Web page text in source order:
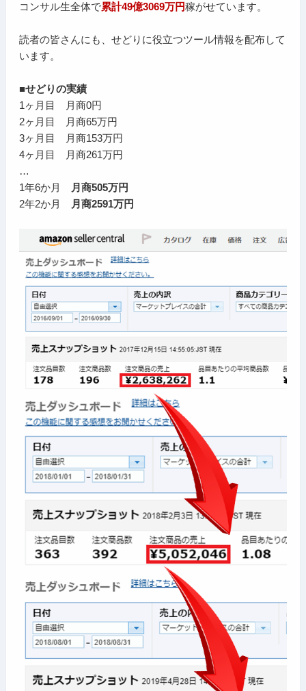
コンサル生全体で累計49億3069万円稼がせています。
読者の皆さんにも、せどりに役立つツール情報を配布して
います。
■せどりの実績
1ヶ月目 月商0円
2ヶ月目 月商65万円
3ヶ月目 月商153万円
4ヶ月目 月商261万円
…
1年6か月
月商505万円
2年2か月
月商2591万円